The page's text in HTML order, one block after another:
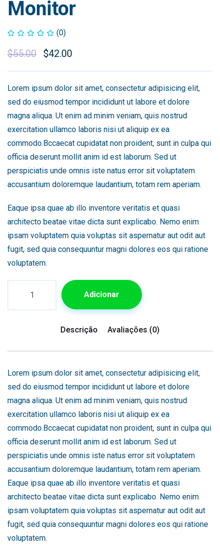
Monitor
(0)
$55.00 $42.00
Lorem ipsum dolor sit amet, consectetur adipisicing elit,
sed do eiusmod tempor incididunt ut labore et dolore
magna aliqua. Ut enim ad minim veniam, quis nostrud
exercitation ullamco laboris nisi ut aliquip ex ea
commodo.Bccaecat cupidatat non proident, sunt in culpa qui
officia deserunt mollit anim id est laborum. Sed ut
perspiciatis unde omnis iste natus error sit voluptatem
accusantium doloremque laudantium, totam rem aperiam.
Eaque ipsa quae ab illo inventore veritatis et quasi
architecto beatae vitae dicta sunt explicabo. Nemo enim
ipsam voluptatem quia voluptas sit aspernatur aut odit aut
fugit, sed quia consequuntur magni dolores eos qui ratione
voluptatem.
Adicionar
Descrição Avaliações (0)
Lorem ipsum dolor sit amet, consectetur adipisicing elit,
sed do eiusmod tempor incididunt ut labore et dolore
magna aliqua. Ut enim ad minim veniam, quis nostrud
exercitation ullamco laboris nisi ut aliquip ex ea
commodo.Bccaecat cupidatat non proident, sunt in culpa qui
officia deserunt mollit anim id est laborum. Sed ut
perspiciatis unde omnis iste natus error sit voluptatem
accusantium doloremque laudantium, totam rem aperiam.
Eaque ipsa quae ab illo inventore veritatis et quasi
architecto beatae vitae dicta sunt explicabo. Nemo enim
ipsam voluptatem quia voluptas sit aspernatur aut odit aut
fugit, sed quia consequuntur magni dolores eos qui ratione
voluptatem.